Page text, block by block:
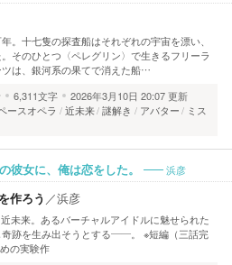
。十七隻の探査船はそれぞれの宇宙を漂い、
そのひとつ〈ペレグリン〉で生きるフリーラ
は、銀河系の果てで消えた船…
6,311文字
2026年3月10日 20:07 更新
ースオペラ 近未来 謎解き アバター
ミス
彼女に、俺は恋をした。 浜彦
作ろう ／浜彦
未来。あるバーチャルアイドルに魅せられた
奇跡を生み出そうとする――。 ※短編（三話完
の実験作